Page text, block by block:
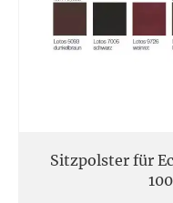
Sitzpolster für